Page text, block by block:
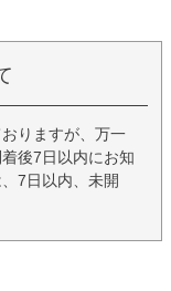
りますが、万一
後7日以内にお知
7日以内、未開